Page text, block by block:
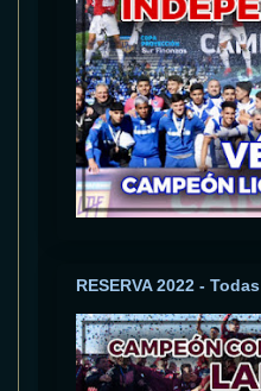
RESERVA 2022 -